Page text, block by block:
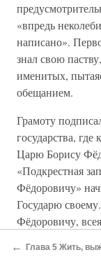
«впредь
написано».
знал свою
именитых,
обещанием.
Грамоту
государства,
Царю Борису
«Подкрестная
Фёдоровичу»
Государю
Фёдоровичу,
Царевне
←